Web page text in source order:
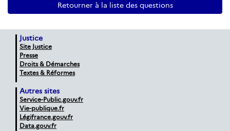
Retourner à la liste des questions
Justice
Site Justice
Presse
Droits & Démarches
Textes & Réformes
Autres sites
Service-Public.gouv.fr
Vie-publique.fr
Légifrance.gouv.fr
Data.gouv.fr